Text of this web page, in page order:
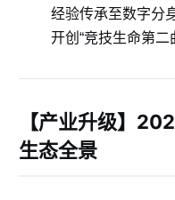
经验传承至数字分
开创“竞技生命第二
【产业升级】
生态全景